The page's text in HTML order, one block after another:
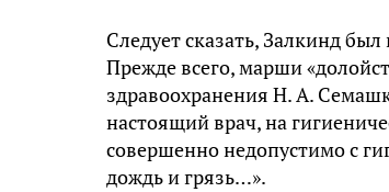
Следует сказать, Залкинд
Прежде всего, марши
здравоохранения Н. А.
настоящий врач, на
совершенно недопустимо с
дождь и грязь…».